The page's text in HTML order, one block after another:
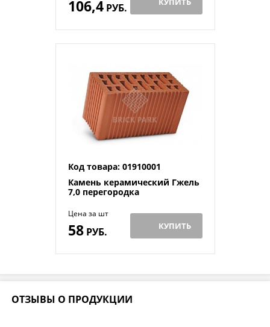
106,4РУБ.
Код товара: 01910001
Камень керамический Гжель
7,0 перегородка
Цена за шт
58РУБ. КУПИТЬ
ОТЗЫВЫ О ПРОДУКЦИИ